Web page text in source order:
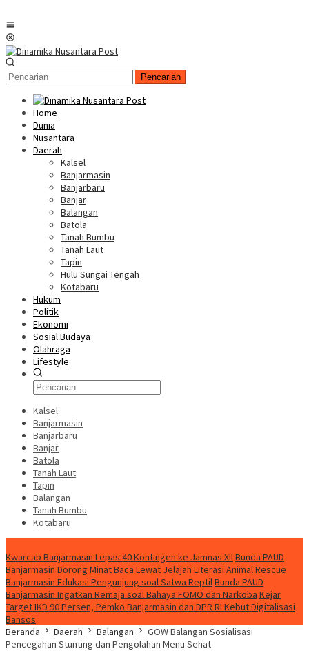
Pencarian
Home
Dunia
Nusantara
Daerah
Kalsel
Banjarmasin
Banjarbaru
Banjar
Balangan
Batola
Tanah Bumbu
Tanah Laut
Tapin
Hulu Sungai Tengah
Kotabaru
Hukum
Politik
Ekonomi
Sosial Budaya
Olahraga
Lifestyle
Kalsel
Banjarmasin
Banjarbaru
Banjar
Batola
Tanah Laut
Tapin
Balangan
Tanah Bumbu
Kotabaru
Kwarcab Banjarmasin Lepas 40 Kontingen ke Jamnas XII Bunda PAUD
Banjarmasin Dorong Minat Baca Lewat Jelajah Literasi Animal Rescue
Banjarmasin Edukasi Pengunjung soal Satwa ReptilBunda PAUD
Banjarmasin Ingatkan Remaja soal Bahaya FOMO dan Narkoba Kejar
Target IKD 90 Persen, Pemko Banjarmasin dan DPR RI Kebut Digitalisasi
Bansos
Beranda
Daerah Balangan
GOW Balangan Sosialisasi
Pencegahan Stunting dan Pengolahan Menu Sehat